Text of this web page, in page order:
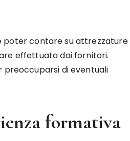
poter contare su attrezzature
effettuata dai fornitori.
preoccuparsi di eventuali
formativa